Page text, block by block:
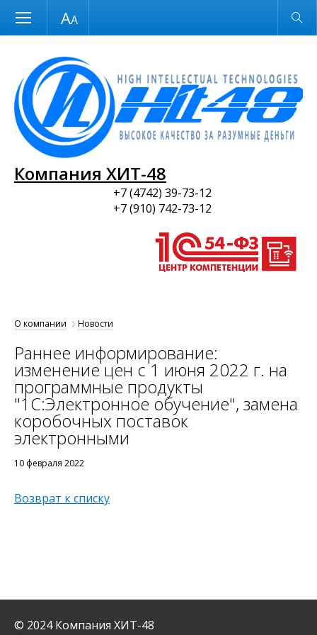
Размер шрифта Обычная версия
Компания ХИТ-48
+7 (4742) 39-73-12
+7 (910) 742-73-12
О компании Новости
Раннее информирование:
изменение цен с 1 июня 2022 г. на
программные продукты
"1С:Электронное обучение", замена
коробочных поставок
электронными
10 февраля 2022
Возврат к списку
© 2024 Компания ХИТ-48